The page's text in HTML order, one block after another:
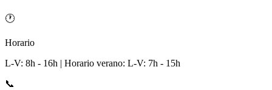
🕐
Horario
L-V: 8h - 16h | Horario verano: L-V: 7h - 15h
📞